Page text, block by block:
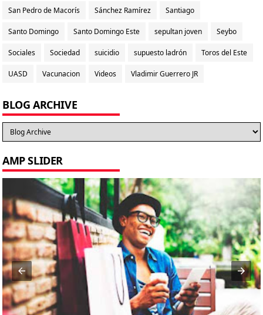
San Pedro de Macorís Sánchez Ramírez Santiago
Santo Domingo Santo Domingo Este sepultan joven Seybo
Sociales Sociedad suicidio supuesto ladrón Toros del Este
UASD Vacunacion Videos Vladimir Guerrero JR
BLOG ARCHIVE
AMP SLIDER